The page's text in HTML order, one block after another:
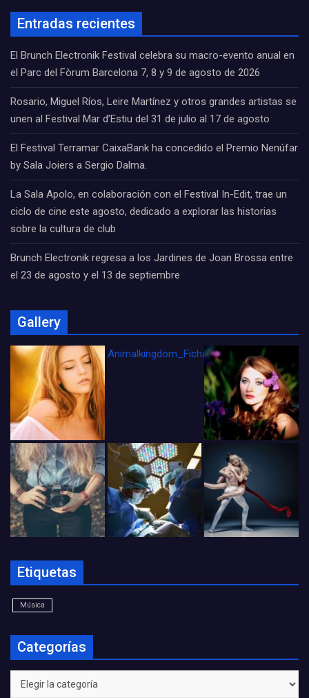
Entradas recientes
El Brunch Electronik Festival celebra su macro-evento anual en
el Parc del Fòrum Barcelona 7, 8 y 9 de agosto de 2026
Rosario, Miguel Ríos, Leire Martínez y otros grandes artistas se
unen al Festival Mar d’Estiu del 31 de julio al 17 de agosto
El Festival Terramar CaixaBank ha concedido el Premio Nenúfar
by Sala Joiers a Sergio Dalma.
La Sala Apolo, en colaboración con el Festival In-Edit, trae un
ciclo de cine este agosto, dedicado a explorar las historias
sobre la cultura de club
Brunch Electronik regresa a los Jardines de Joan Brossa entre
el 23 de agosto y el 13 de septiembre
Gallery
Animalkingdom_FichaCine
Etiquetas
Música
Categorías
Categorías